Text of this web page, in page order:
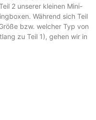
2 unserer kleinen Mini-
Während sich Teil
bzw. welcher Typ von
zu Teil 1), gehen wir in